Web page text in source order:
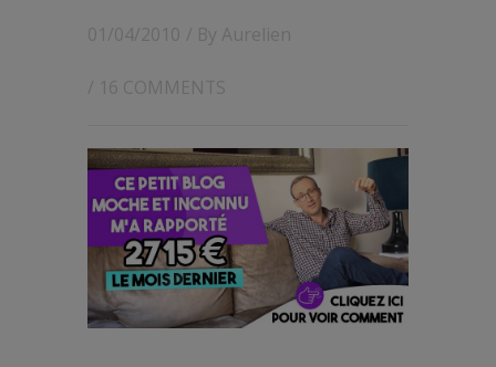
01/04/2010 / By Aurelien
/ 16 COMMENTS